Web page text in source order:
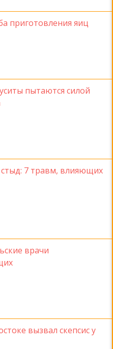
приготовления яиц
пытаются силой
7 травм, влияющих
врачи
вызвал скепсис у